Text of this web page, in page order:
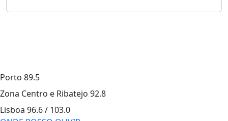
Porto 89.5
Zona Centro e Ribatejo 92.8
Lisboa 96.6 / 103.0